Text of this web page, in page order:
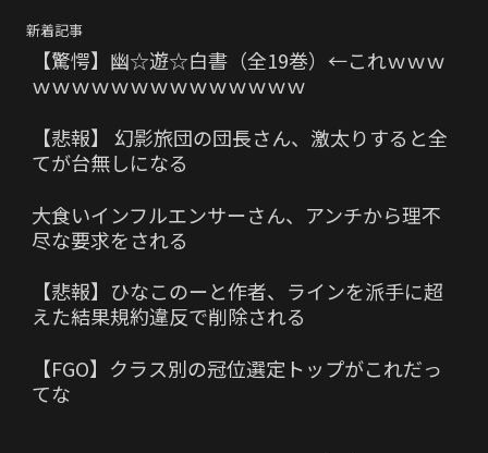
新着記事
【驚愕】幽☆遊☆白書（全19巻）←これｗｗｗ
ｗｗｗｗｗｗｗｗｗｗｗｗｗｗ
【悲報】 幻影旅団の団長さん、激太りすると全
てが台無しになる
大食いインフルエンサーさん、アンチから理不
尽な要求をされる
【悲報】ひなこのーと作者、ラインを派手に超
えた結果規約違反で削除される
【FGO】クラス別の冠位選定トップがこれだっ
てな